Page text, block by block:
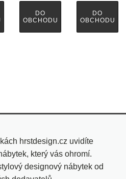
DO
OBCHODU
DO
OBCHODU
hrstdesign.cz uvidíte
který vás ohromí.
designový nábytek od